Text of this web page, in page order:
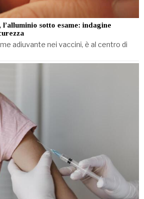
sotto esame: indagine
adiuvante nei vaccini, è al centro di